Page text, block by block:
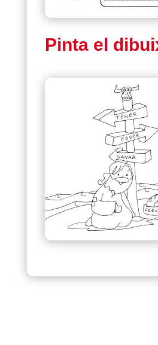
Pinta el